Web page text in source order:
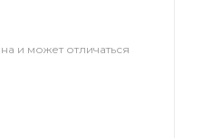
и может отличаться